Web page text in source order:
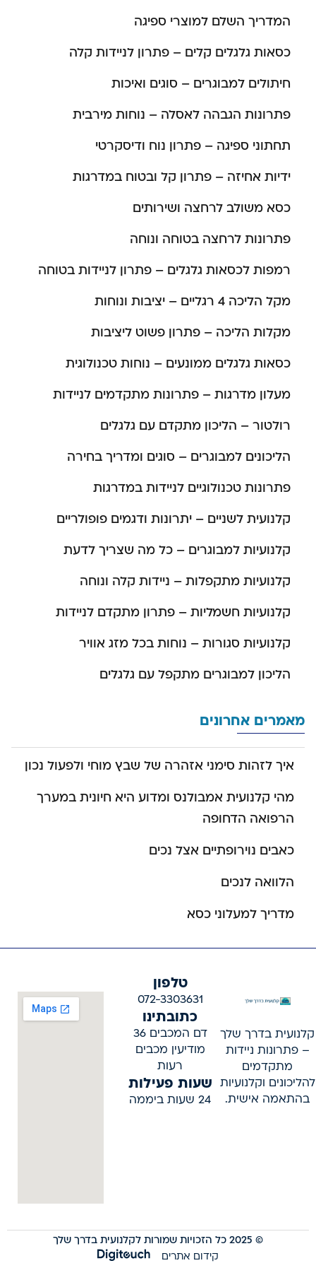
המדריך השלם למוצרי ספיגה
כסאות גלגלים קלים – פתרון לניידות קלה
חיתולים למבוגרים – סוגים ואיכות
פתרונות הגבהה לאסלה – נוחות מירבית
תחתוני ספיגה – פתרון נוח ודיסקרטי
ידיות אחיזה – פתרון קל ובטוח במדרגות
כסא משולב לרחצה ושירותים
פתרונות לרחצה בטוחה ונוחה
רמפות לכסאות גלגלים – פתרון לניידות בטוחה
מקל הליכה 4 רגליים – יציבות ונוחות
מקלות הליכה – פתרון פשוט ליציבות
כסאות גלגלים ממונעים – נוחות טכנולוגית
מעלון מדרגות – פתרונות מתקדמים לניידות
רולטור – הליכון מתקדם עם גלגלים
הליכונים למבוגרים – סוגים ומדריך בחירה
פתרונות טכנולוגיים לניידות במדרגות
קלנועית לשניים – יתרונות ודגמים פופולריים
קלנועיות למבוגרים – כל מה שצריך לדעת
קלנועיות מתקפלות – ניידות קלה ונוחה
קלנועיות חשמליות – פתרון מתקדם לניידות
קלנועיות סגורות – נוחות בכל מזג אוויר
הליכון למבוגרים מתקפל עם גלגלים
מאמרים אחרונים
איך לזהות סימני אזהרה של שבץ מוחי ולפעול נכון
מהי קלנועית אמבולנס ומדוע היא חיונית במערך
הרפואה הדחופה
כאבים נוירופתיים אצל נכים
הלוואה לנכים
מדריך למעלוני כסא
קלנועית בדרך שלך
– פתרונות ניידות
מתקדמים
להליכונים וקלנועיות
בהתאמה אישית.
טלפון
072-3303631
כתובתינו
דם המכבים 36
מודיעין מכבים
רעות
שעות פעילות
24 שעות ביממה
© 2025 כל הזכויות שמורות לקלנועית בדרך שלך
קידום אתרים